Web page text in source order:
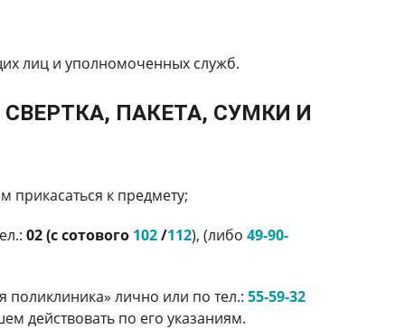
лиц и уполномоченных служб.
ПАКЕТА, СУМКИ И
прикасаться к предмету;
02 (с сотового 102/112), (либо 49-90-
поликлиника» лично или по тел.: 55-59-32
действовать по его указаниям.